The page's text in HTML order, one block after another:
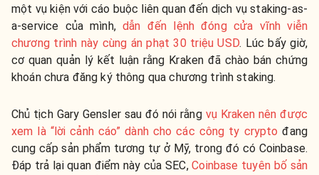
một vụ kiện với cáo buộc liên quan đến dịch vụ staking-as-
a-service của mình,dẫn đến lệnh đóng cửa vĩnh viễn
chương trình này cùng án phạt 30 triệu USD. Lúc bấy giờ,
cơ quan quản lý kết luận rằng Kraken đã chào bán chứng
khoán chưa đăng ký thông qua chương trình staking.
Chủ tịch Gary Gensler sau đó nói rằng vụ Kraken nên được
xem là “lời cảnh cáo” dành cho các công ty crypto đang
cung cấp sản phẩm tương tự ở Mỹ, trong đó có Coinbase.
Đáp trả lại quan điểm này của SEC,Coinbase tuyên bố sản